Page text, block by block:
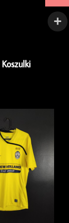
Koszulki